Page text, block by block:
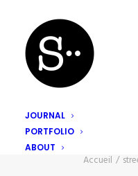
JOURNAL
PORTFOLIO
ABOUT
Accueil